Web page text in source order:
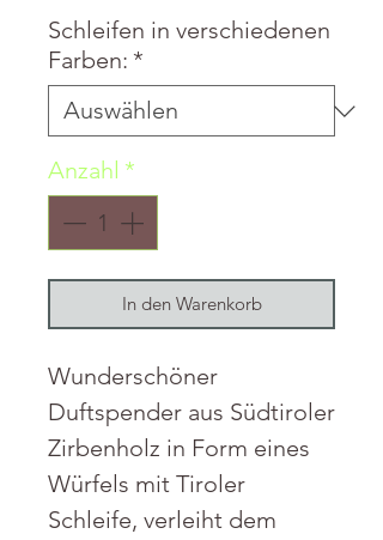
Schleifen in verschiedenen
Farben: *
Anzahl *
In den Warenkorb
Wunderschöner
Duftspender aus Südtiroler
Zirbenholz in Form eines
Würfels mit Tiroler
Schleife, verleiht dem